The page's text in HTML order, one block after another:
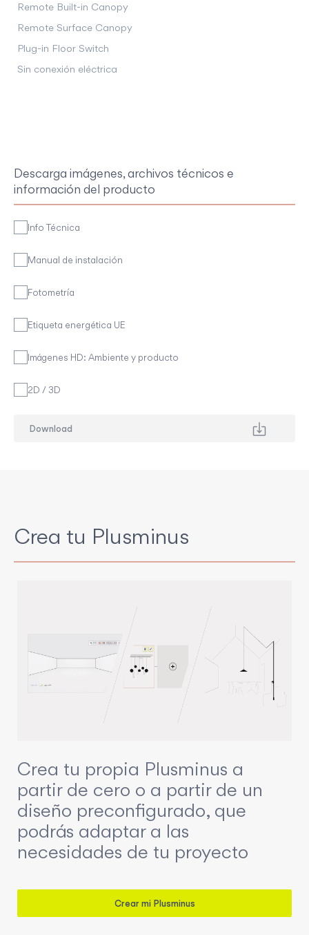
Remote Built-in Canopy
Remote Surface Canopy
Plug-in Floor Switch
Sin conexión eléctrica
Descarga imágenes, archivos técnicos e
información del producto
Info Técnica
Manual de instalación
Fotometría
Etiqueta energética UE
Imágenes HD: Ambiente y producto
2D / 3D
Crea tu Plusminus
Crea tu propia Plusminus a
partir de cero o a partir de un
diseño preconfigurado, que
podrás adaptar a las
necesidades de tu proyecto
Crear mi Plusminus